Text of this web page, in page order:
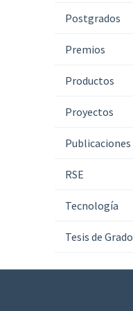
Postgrados
Premios
Productos
Proyectos
Publicaciones
RSE
Tecnología
Tesis de Grado